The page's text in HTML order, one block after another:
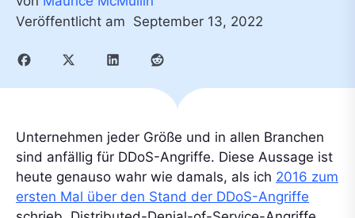
Veröffentlicht am September 13, 2022
Unternehmen jeder Größe und in allen Branchen
sind anfällig für DDoS-Angriffe. Diese Aussage ist
heute genauso wahr wie damals, als ich 2016 zum
ersten Mal über den Stand der DDoS-Angriffe